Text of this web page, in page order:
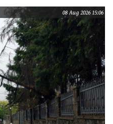
08 Aug 2026 15:06